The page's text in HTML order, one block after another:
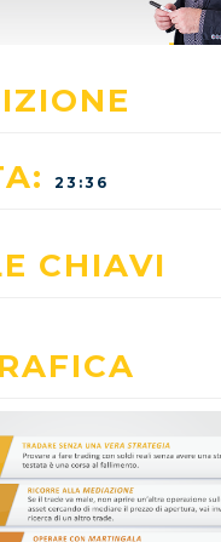
23:36
CHIAVI